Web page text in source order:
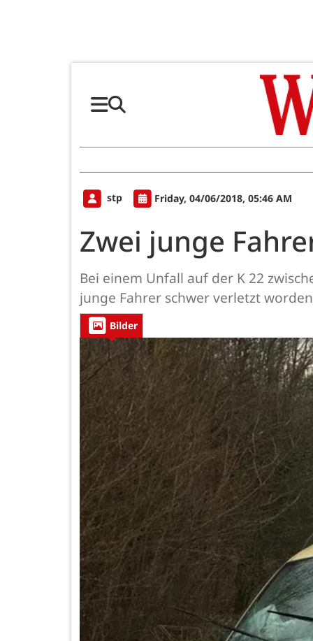
stp Friday, 04/06/2018, 05:46 AM
Zwei junge
Bei einem Unfall auf der K 22
junge Fahrer schwer verletzt
Bilder